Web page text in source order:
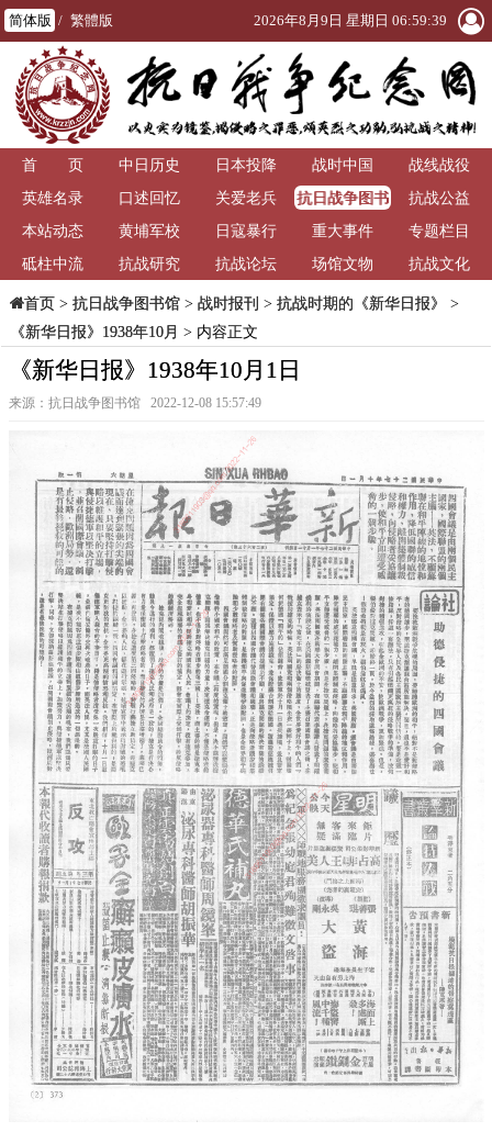
简体版 / 繁體版 2026年8月9日 星期日 06:59:40
首 页 中日历史 日本投降 战时中国
战线战役
英雄名录
口述回忆 关爱老兵
抗日战争图书
馆
抗战公益
本站动态
黄埔军校 日寇暴行 重大事件
专题栏目
砥柱中流
抗战研究 抗战论坛 场馆文物 抗战文化
首页> 抗日战争图书馆> 战时报刊 > 抗战时期的《新华日报》
>
《新华日报》1938年10月 > 内容正文
《新华日报》1938年10月1日
来源：抗日战争图书馆 2022-12-08 15:57:49